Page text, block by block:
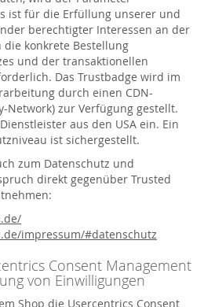
ist für die Erfüllung unserer und
berechtigter Interessen an der
konkrete Bestellung
und der transaktionellen
Das Trustbadge wird im
durch einen CDN-
Network) zur Verfügung gestellt.
aus den USA ein. Ein
ist sichergestellt.
zum Datenschutz und
direkt gegenüber Trusted
impressum/#datenschutz
Consent Management
von Einwilligungen
Shop die Usercentrics Consent